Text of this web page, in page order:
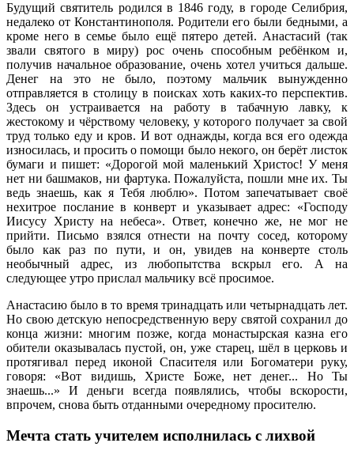
Будущий святитель родился в 1846 году, в городе Селибрия,
недалеко от Константинополя. Родители его были бедными, а
кроме него в семье было ещё пятеро детей. Анастасий (так
звали святого в миру) рос очень способным ребёнком и,
получив начальное образование, очень хотел учиться дальше.
Денег на это не было, поэтому мальчик вынужденно
отправляется в столицу в поисках хоть каких-то перспектив.
Здесь он устраивается на работу в табачную лавку, к
жестокому и чёрствому человеку, у которого получает за свой
труд только еду и кров. И вот однажды, когда вся его одежда
износилась, и просить о помощи было некого, он берёт листок
бумаги и пишет: «Дорогой мой маленький Христос! У меня
нет ни башмаков, ни фартука. Пожалуйста, пошли мне их. Ты
ведь знаешь, как я Тебя люблю». Потом запечатывает своё
нехитрое послание в конверт и указывает адрес: «Господу
Иисусу Христу на небеса». Ответ, конечно же, не мог не
прийти. Письмо взялся отнести на почту сосед, которому
было как раз по пути, и он, увидев на конверте столь
необычный адрес, из любопытства вскрыл его. А на
следующее утро прислал мальчику всё просимое.
Анастасию было в то время тринадцать или четырнадцать лет.
Но свою детскую непосредственную веру святой сохранил до
конца жизни: многим позже, когда монастырская казна его
обители оказывалась пустой, он, уже старец, шёл в церковь и
протягивал перед иконой Спасителя или Богоматери руку,
говоря: «Вот видишь, Христе Боже, нет денег... Но Ты
знаешь...» И деньги всегда появлялись, чтобы вскорости,
впрочем, снова быть отданными очередному просителю.
Мечта стать учителем исполнилась с лихвой